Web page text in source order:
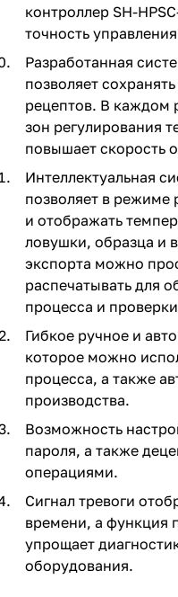
контроллер SH-
точность
Разработанная
позволяет
рецептов. В каждом
зон регулирования
повышает скорость
Интеллектуальная
позволяет в режиме
и отображать
ловушки, образца и
экспорта можно
распечатывать для
процесса и
Гибкое ручное и
которое можно
процесса, а также
производства.
Возможность
пароля, а также
операциями.
Сигнал тревоги
времени, а функция
упрощает
оборудования.